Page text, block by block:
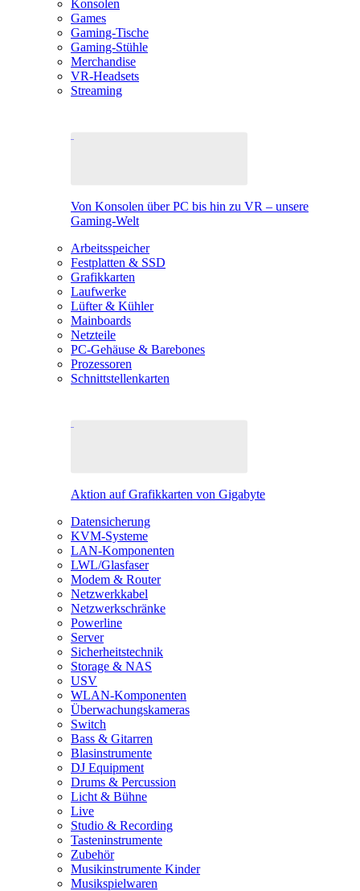
Konsolen
Games
Gaming-Tische
Gaming-Stühle
Merchandise
VR-Headsets
Streaming
Von Konsolen über PC bis hin zu VR – unsere
Gaming-Welt
Arbeitsspeicher
Festplatten & SSD
Grafikkarten
Laufwerke
Lüfter & Kühler
Mainboards
Netzteile
PC-Gehäuse & Barebones
Prozessoren
Schnittstellenkarten
Aktion auf Grafikkarten von Gigabyte
Datensicherung
KVM-Systeme
LAN-Komponenten
LWL/Glasfaser
Modem & Router
Netzwerkkabel
Netzwerkschränke
Powerline
Server
Sicherheitstechnik
Storage & NAS
USV
WLAN-Komponenten
Überwachungskameras
Switch
Bass & Gitarren
Blasinstrumente
DJ Equipment
Drums & Percussion
Licht & Bühne
Live
Studio & Recording
Tasteninstrumente
Zubehör
Musikinstrumente Kinder
Musikspielwaren